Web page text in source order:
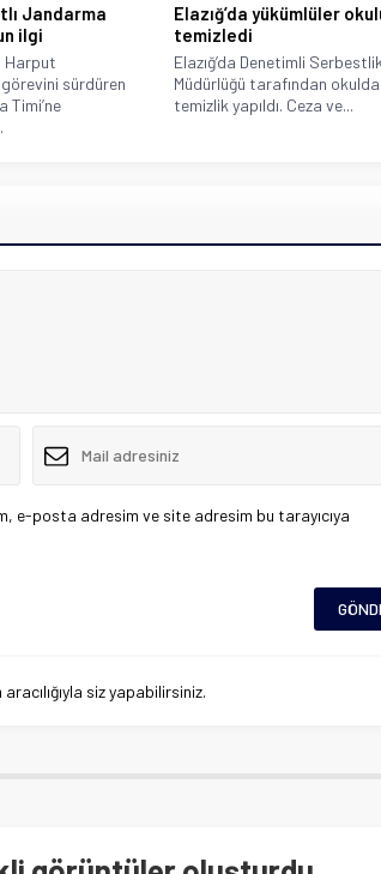
Jandarma
ilgi
Harput
görevini sürdüren
Timi’ne
Elazığ’da yükümlüler
temizledi
Elazığ’da Denetimli Serbestlik
Müdürlüğü tarafından okulda
temizlik yapıldı. Ceza ve...
e-posta adresim ve site adresim bu tarayıcıya
siz yapabilirsiniz.